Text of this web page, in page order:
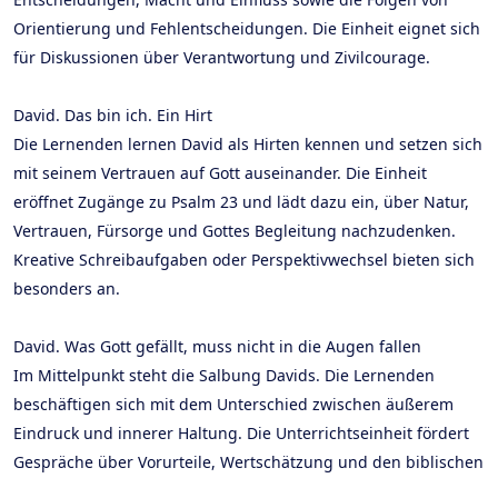
Orientierung und Fehlentscheidungen. Die Einheit eignet sich
für Diskussionen über Verantwortung und Zivilcourage.
David. Das bin ich. Ein Hirt
Die Lernenden lernen David als Hirten kennen und setzen sich
mit seinem Vertrauen auf Gott auseinander. Die Einheit
eröffnet Zugänge zu Psalm 23 und lädt dazu ein, über Natur,
Vertrauen, Fürsorge und Gottes Begleitung nachzudenken.
Kreative Schreibaufgaben oder Perspektivwechsel bieten sich
besonders an.
David. Was Gott gefällt, muss nicht in die Augen fallen
Im Mittelpunkt steht die Salbung Davids. Die Lernenden
beschäftigen sich mit dem Unterschied zwischen äußerem
Eindruck und innerer Haltung. Die Unterrichtseinheit fördert
Gespräche über Vorurteile, Wertschätzung und den biblischen